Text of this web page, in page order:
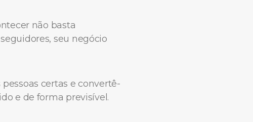
não basta
seu negócio
certas e convertê-
e de forma previsível.